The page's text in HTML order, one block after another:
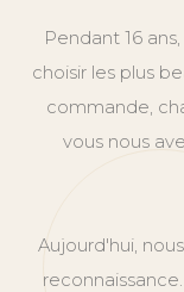
Pendant 16
choisir les plus
commande,
vous nous
Aujourd'hui,